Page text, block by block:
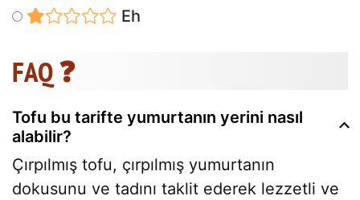
Eh
FAQ ❓
Tofu bu tarifte yumurtanın yerini nasıl
alabilir?
Çırpılmış tofu, çırpılmış yumurtanın
dokusunu ve tadını taklit ederek lezzetli ve